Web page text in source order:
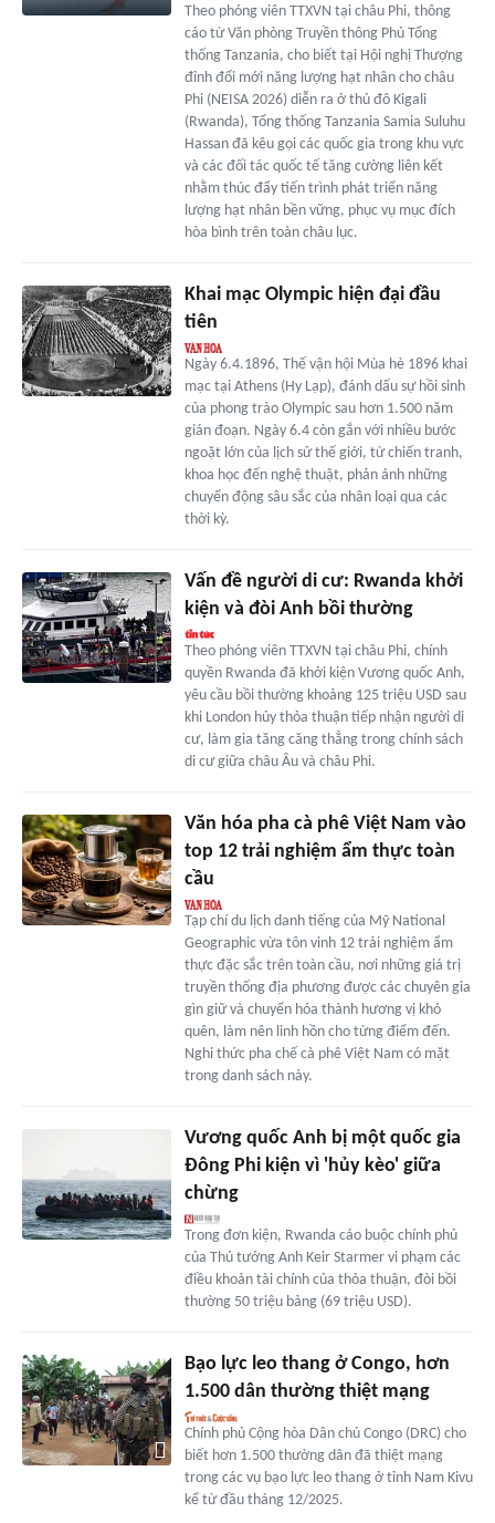
Theo phóng viên TTXVN tại châu Phi, thông
cáo từ Văn phòng Truyền thông Phủ Tổng
thống Tanzania, cho biết tại Hội nghị Thượng
đỉnh đổi mới năng lượng hạt nhân cho châu
Phi (NEISA 2026) diễn ra ở thủ đô Kigali
(Rwanda), Tổng thống Tanzania Samia Suluhu
Hassan đã kêu gọi các quốc gia trong khu vực
và các đối tác quốc tế tăng cường liên kết
nhằm thúc đẩy tiến trình phát triển năng
lượng hạt nhân bền vững, phục vụ mục đích
hòa bình trên toàn châu lục.
Khai mạc Olympic hiện đại đầu
tiên
Ngày 6.4.1896, Thế vận hội Mùa hè 1896 khai
mạc tại Athens (Hy Lạp), đánh dấu sự hồi sinh
của phong trào Olympic sau hơn 1.500 năm
gián đoạn. Ngày 6.4 còn gắn với nhiều bước
ngoặt lớn của lịch sử thế giới, từ chiến tranh,
khoa học đến nghệ thuật, phản ánh những
chuyển động sâu sắc của nhân loại qua các
thời kỳ.
Vấn đề người di cư: Rwanda khởi
kiện và đòi Anh bồi thường
Theo phóng viên TTXVN tại châu Phi, chính
quyền Rwanda đã khởi kiện Vương quốc Anh,
yêu cầu bồi thường khoảng 125 triệu USD sau
khi London hủy thỏa thuận tiếp nhận người di
cư, làm gia tăng căng thẳng trong chính sách
di cư giữa châu Âu và châu Phi.
Văn hóa pha cà phê Việt Nam vào
top 12 trải nghiệm ẩm thực toàn
cầu
Tạp chí du lịch danh tiếng của Mỹ National
Geographic vừa tôn vinh 12 trải nghiệm ẩm
thực đặc sắc trên toàn cầu, nơi những giá trị
truyền thống địa phương được các chuyên gia
gìn giữ và chuyển hóa thành hương vị khó
quên, làm nên linh hồn cho từng điểm đến.
Nghi thức pha chế cà phê Việt Nam có mặt
trong danh sách này.
Vương quốc Anh bị một quốc gia
Đông Phi kiện vì 'hủy kèo' giữa
chừng
Trong đơn kiện, Rwanda cáo buộc chính phủ
của Thủ tướng Anh Keir Starmer vi phạm các
điều khoản tài chính của thỏa thuận, đòi bồi
thường 50 triệu bảng (69 triệu USD).
Bạo lực leo thang ở Congo, hơn
1.500 dân thường thiệt mạng
Chính phủ Cộng hòa Dân chủ Congo (DRC) cho
biết hơn 1.500 thường dân đã thiệt mạng
trong các vụ bạo lực leo thang ở tỉnh Nam Kivu
kể từ đầu tháng 12/2025.